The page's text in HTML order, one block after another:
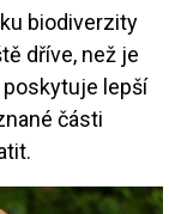
biodiverzity
dříve, než je
lepší
části